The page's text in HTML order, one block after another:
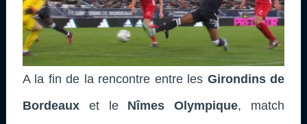
A la fin de la rencontre entre les Girondins de
Bordeaux et le Nîmes Olympique, match